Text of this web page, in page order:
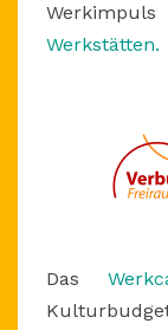
Werkstätten.
Das